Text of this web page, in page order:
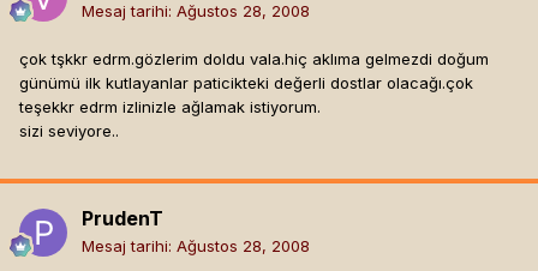
Mesaj tarihi: Ağustos 28, 2008
çok tşkkr edrm.gözlerim doldu vala.hiç aklıma gelmezdi doğum
günümü ilk kutlayanlar paticikteki değerli dostlar olacağı.çok
teşekkr edrm izlinizle ağlamak istiyorum.
sizi seviyore..
PrudenT
Mesaj tarihi: Ağustos 28, 2008